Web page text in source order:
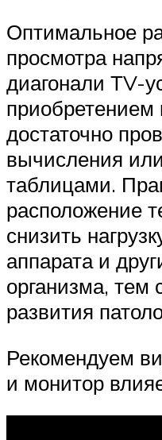
Оптимальное
просмотра
диагонали ТV-
приобретением
достаточно
вычисления
таблицами.
расположение
снизить
аппарата и
организма, тем
развития
Рекомендуем
и монитор